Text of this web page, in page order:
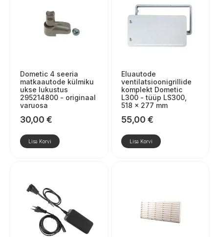
Dometic 4 seeria
matkaautode külmiku
ukse lukustus
295214800 - originaal
varuosa
30,00 €
Lisa Korvi
Eluautode
ventilatsioonigrillide
komplekt Dometic
L300 - tüüp LS300,
518 × 277 mm
55,00 €
Lisa Korvi